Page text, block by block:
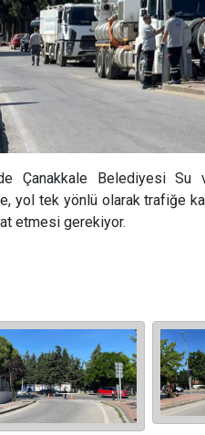
Çanakkale Belediyesi Su
yol tek yönlü olarak trafiğe
etmesi gerekiyor.